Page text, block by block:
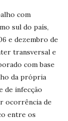
com
sul do país,
e dezembro de
transversal e
com base
da própria
de infecção
ocorrência de
entre os